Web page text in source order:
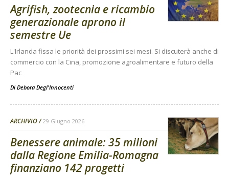
Agrifish, zootecnia e ricambio
generazionale aprono il
semestre Ue
L'Irlanda fissa le priorità dei prossimi sei mesi. Si discuterà anche di
commercio con la Cina, promozione agroalimentare e futuro della
Pac
Di Debora Degl'Innocenti
ARCHIVIO 29 Giugno 2026
Benessere animale: 35 milioni
dalla Regione Emilia-Romagna
finanziano 142 progetti